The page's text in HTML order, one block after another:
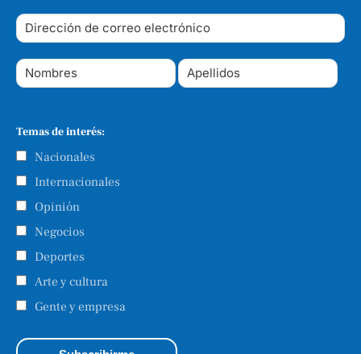
Temas de interés:
Nacionales
Internacionales
Opinión
Negocios
Deportes
Arte y cultura
Gente y empresa